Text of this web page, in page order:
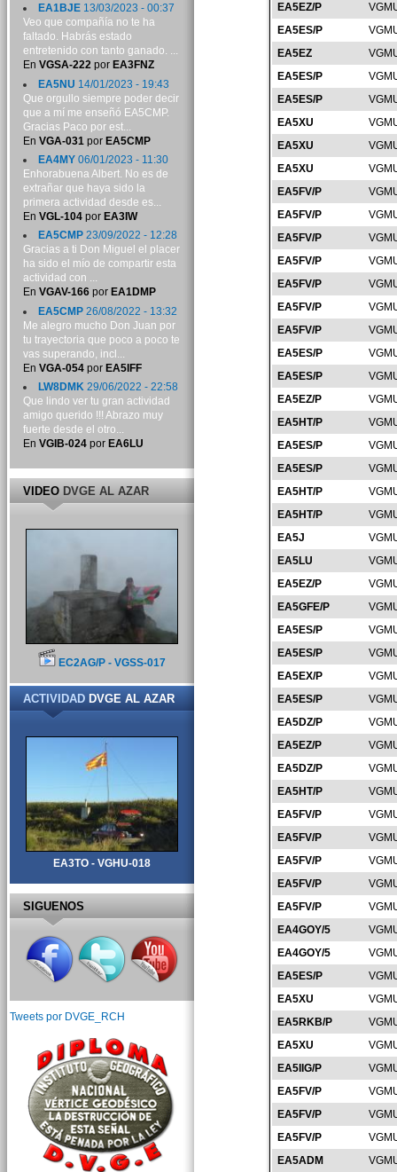
EA5EZ/P
EA5ES/P
EA5EZ
EA5ES/P
EA5ES/P
EA5XU
EA5XU
EA5XU
EA5FV/P
EA5FV/P
EA5FV/P
EA5FV/P
EA5FV/P
EA5FV/P
EA5FV/P
EA5ES/P
EA5ES/P
EA5EZ/P
EA5HT/P
EA5ES/P
EA5ES/P
EA5HT/P
EA5HT/P
EA5J
EA5LU
EA5EZ/P
EA5GFE/P
EA5ES/P
EA5ES/P
EA5EX/P
EA5ES/P
EA5DZ/P
EA5EZ/P
EA5DZ/P
EA5HT/P
EA5FV/P
EA5FV/P
EA5FV/P
EA5FV/P
EA5FV/P
EA4GOY/5
EA4GOY/5
EA5ES/P
EA5XU
EA5RKB/P
EA5XU
EA5IIG/P
EA5FV/P
EA5FV/P
EA5FV/P
EA5ADM
EA1BJE13/03/2023 - 00:37
Veo que compañía no te ha
faltado. Habrás estado
entretenido con tanto ganado. ...
En VGSA-222por EA3FNZ
EA5NU 14/01/2023 - 19:43
Que orgullo siempre poder decir
que a mí me enseñó EA5CMP.
Gracias Paco por est...
En VGA-031 por EA5CMP
EA4MY06/01/2023 - 11:30
Enhorabuena Albert. No es de
extrañar que haya sido la
primera actividad desde es...
En VGL-104por EA3IW
EA5CMP23/09/2022 - 12:28
Gracias a ti Don Miguel el placer
ha sido el mío de compartir esta
actividad con ...
En VGAV-166por EA1DMP
EA5CMP26/08/2022 - 13:32
Me alegro mucho Don Juan por
tu trayectoria que poco a poco te
vas superando, incl...
En VGA-054por EA5IFF
LW8DMK29/06/2022 - 22:58
Que lindo ver tu gran actividad
amigo querido !!! Abrazo muy
fuerte desde el otro...
En VGIB-024por EA6LU
VIDEODVGE AL AZAR
EC2AG/P - VGSS-017
ACTIVIDADDVGE AL AZAR
EA3TO - VGHU-018
SIGUENOS
Tweets por DVGE_RCH